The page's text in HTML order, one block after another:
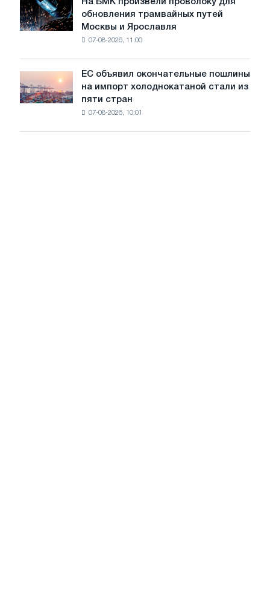
целей
обезуглероживания
На
БМК
произвели
трамвайных
путей
Ярославля
На БМК произвели проволоку для
обновления трамвайных путей
Москвы и Ярославля
07-08-2026, 11:00
объявил
окончательные
ЕС объявил окончательные пошлины
на импорт холоднокатаной стали из
пяти стран
07-08-2026, 10:01